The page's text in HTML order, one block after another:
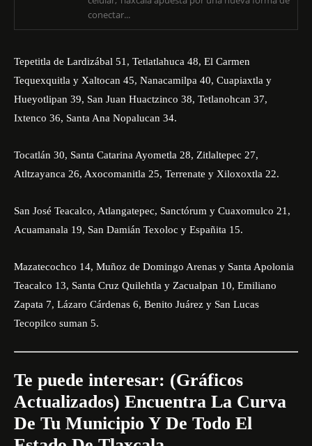
conectar...
Tepetitla de Lardizábal 51, Tetlatlahuca 48, El Carmen
Tequexquitla y Xaltocan 45, Nanacamilpa 40, Cuapiaxtla y
Hueyotlipan 39, San Juan Huactzinco 38, Tetlanohcan 37,
Ixtenco 36, Santa Ana Nopalucan 34.
Tocatlán 30, Santa Catarina Ayometla 28, Zitlaltepec 27,
Atltzayanca 26, Axocomanitla 25, Terrenate y Xiloxoxtla 22.
San José Teacalco, Atlangatepec, Sanctórum y Cuaxomulco 21,
Acuamanala 19, San Damián Texoloc y Españita 15.
Mazatecochco 14, Muñoz de Domingo Arenas y Santa Apolonia
Teacalco 13, Santa Cruz Quilehtla y Zacualpan 10, Emiliano
Zapata 7, Lázaro Cárdenas 6, Benito Juárez y San Lucas
Tecopilco suman 5.
Te puede interesar: (Gráficos
Actualizados) Encuentra La Curva
De Tu Municipio Y De Todo El